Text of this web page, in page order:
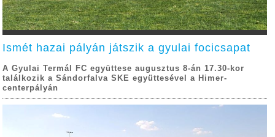
Ismét hazai pályán játszik a gyulai focicsapat
A Gyulai Termál FC együttese augusztus 8-án 17.30-kor
találkozik a Sándorfalva SKE együttesével a Himer-
centerpályán